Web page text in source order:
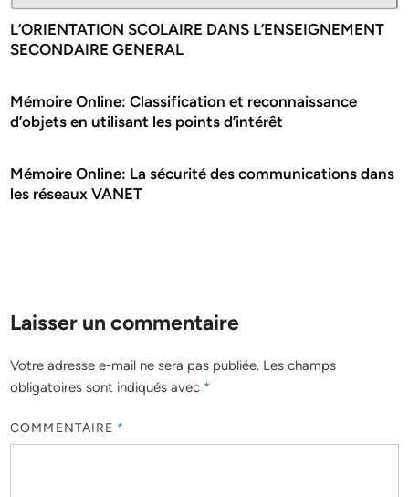
L’ORIENTATION SCOLAIRE DANS L’ENSEIGNEMENT
SECONDAIRE GENERAL
Mémoire Online: Classification et reconnaissance
d’objets en utilisant les points d’intérêt
Mémoire Online: La sécurité des communications dans
les réseaux VANET
Laisser un commentaire
Votre adresse e-mail ne sera pas publiée. Les champs
obligatoires sont indiqués avec *
COMMENTAIRE *